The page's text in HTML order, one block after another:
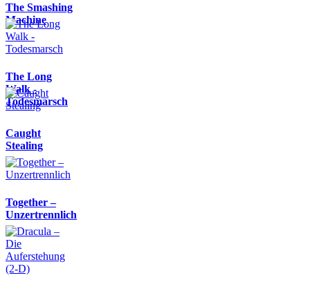
The Smashing
Machine
The Long
Walk -
Todesmarsch
Caught
Stealing
Together –
Unzertrennlich